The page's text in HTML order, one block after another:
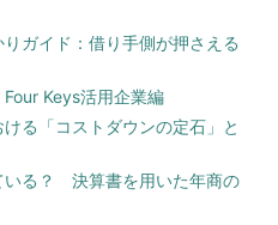
りガイド：借り手側が押さえる
Keys活用企業編
る「コストダウンの定石」と
いる？ 決算書を用いた年商の